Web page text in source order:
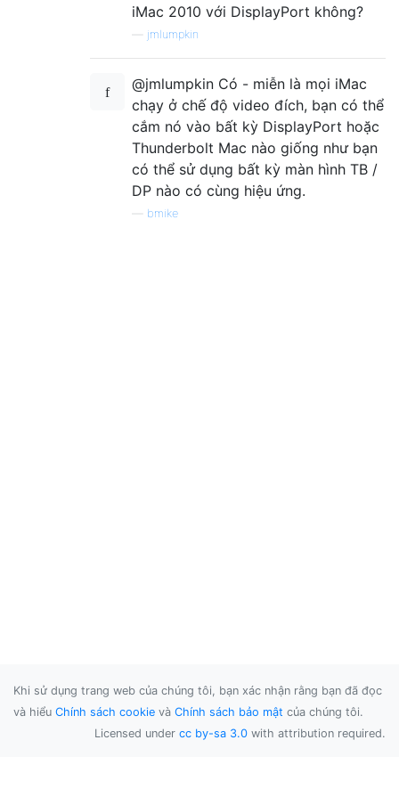
iMac 2010 với DisplayPort không?
jmlumpkin
@jmlumpkin Có - miễn là mọi iMac
chạy ở chế độ video đích, bạn có thể
cắm nó vào bất kỳ DisplayPort hoặc
Thunderbolt Mac nào giống như bạn
có thể sử dụng bất kỳ màn hình TB /
DP nào có cùng hiệu ứng.
bmike
Khi sử dụng trang web của chúng tôi, bạn xác nhận rằng bạn đã đọc
và hiểu Chính sách cookie và Chính sách bảo mật của chúng tôi.
Licensed under cc by-sa 3.0 with attribution required.